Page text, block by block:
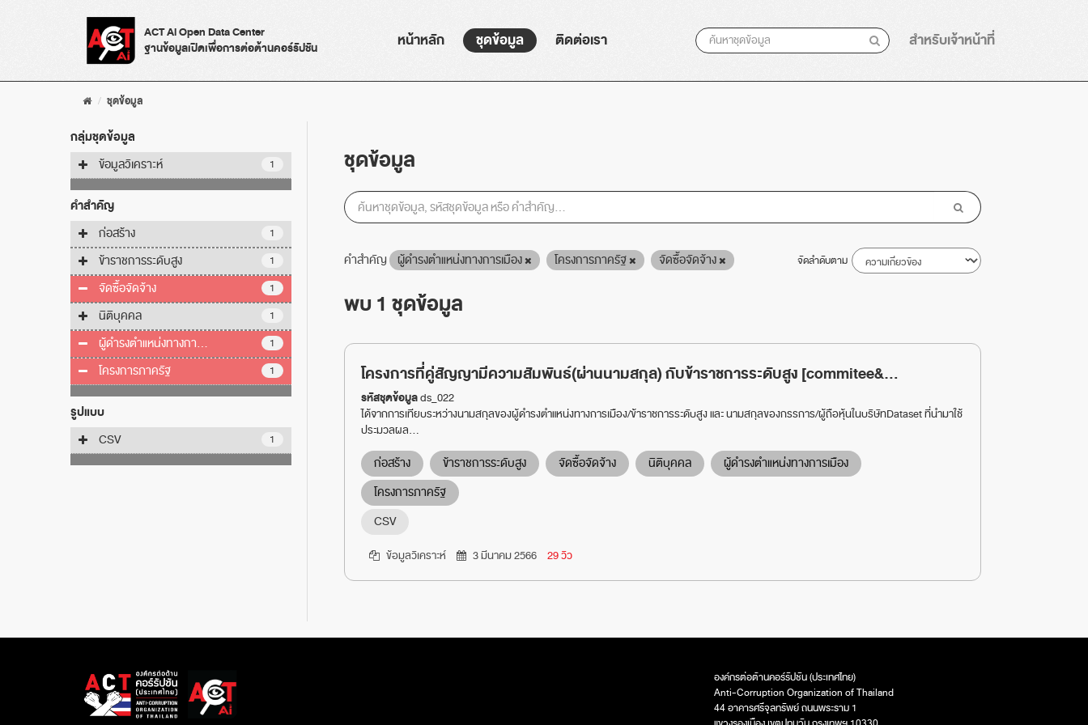
ACT Ai Open Data Center
ฐานข้อมูลเปิดเพื่อการต่อต้านคอร์รัปชัน
หน้าหลัก ชุดข้อมูล ติดต่อเรา สำหรับเจ้าหน้าที่
ชุดข้อมูล
กลุ่มชุดข้อมูล
ข้อมูลวิเคราะห์ 1
คำสำคัญ
ก่อสร้าง 1
ข้าราชการระดับสูง 1
จัดซื้อจัดจ้าง 1
นิติบุคคล 1
ผู้ดำรงตำแหน่งทางกา... 1
โครงการภาครัฐ 1
รูปแบบ
CSV 1
ชุดข้อมูล
จัดลำดับตาม
คำสำคัญ ผู้ดำรงตำแหน่งทางการเมือง โครงการภาครัฐ จัดซื้อจัดจ้าง
พบ 1 ชุดข้อมูล
โครงการที่คู่สัญญามีความสัมพันธ์(ผ่านนามสกุล) กับข้าราชการระดับสูง [commitee&...
รหัสชุดข้อมูลds_022
ได้จากการเทียบระหว่างนามสกุลของผู้ดำรงตำแหน่งทางการเมือง/ข้าราชการระดับสูง และ นามสกุลของกรรการ/ผู้ถือหุ้นในบริษัทDataset ที่นำมาใช้
ประมวลผล...
ก่อสร้าง ข้าราชการระดับสูง จัดซื้อจัดจ้าง นิติบุคคล
ผู้ดำรงตำแหน่งทางการเมือง
โครงการภาครัฐ
CSV
ข้อมูลวิเคราะห์ 3 มีนาคม 2566 29 วิว
องค์กรต่อต้านคอร์รัปชัน (ประเทศไทย)
Anti-Corruption Organization of Thailand
44 อาคารศรีจุลทรัพย์ ถนนพระราม 1